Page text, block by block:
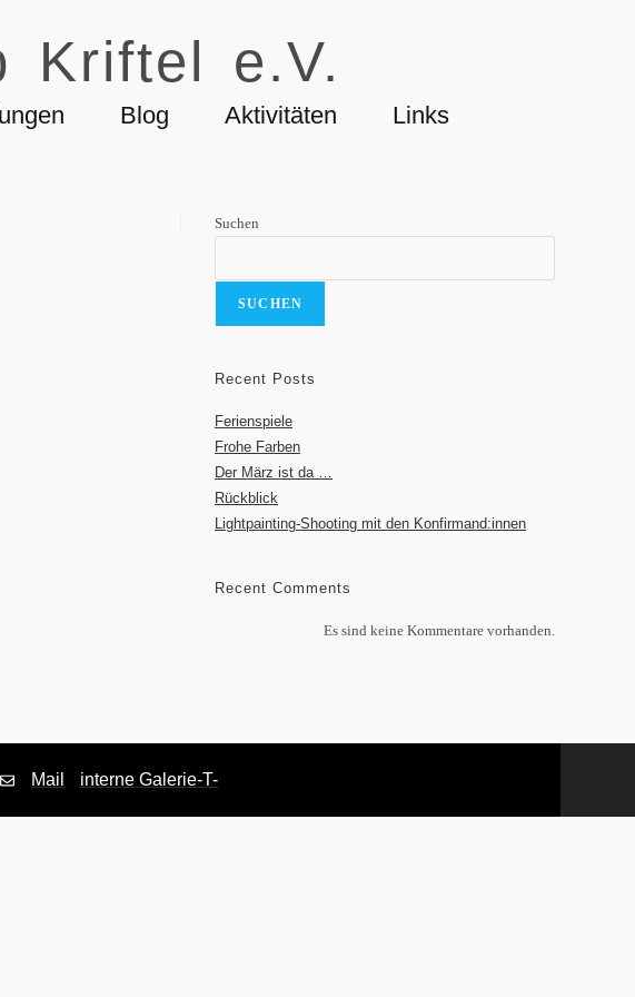
Kriftel e.V.
Blog Aktivitäten Links
Suchen
SUCHEN
Recent Posts
Ferienspiele
Frohe Farben
Der März ist da …
Rückblick
Lightpainting-Shooting mit den Konfirmand:innen
Recent Comments
Es sind keine Kommentare vorhanden.
Mail interne Galerie-T-